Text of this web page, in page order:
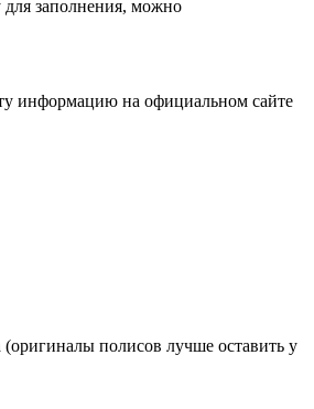
для заполнения, можно
информацию на официальном сайте
(оригиналы полисов лучше оставить у